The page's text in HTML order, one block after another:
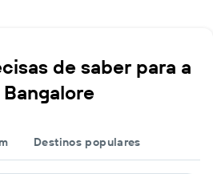
de saber para a
Destinos populares